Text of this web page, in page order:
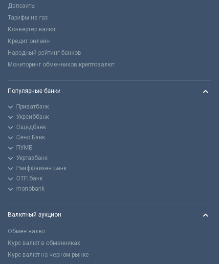
Депозиты
Тарифы на газ
Конвертер валют
Кредит онлайн
Народный рейтинг банков
Мониторинг обменников криптовалют
Популярные банки
Приватбанк
Укрсиббанк
Ощадбанк
Сенс Банк
ПУМБ
Укргазбанк
Райффайзен Банк
ОТП банк
monobank
Валютный аукцион
Обмен валют
Курс валют в обменниках
Курс валют на черном рынке